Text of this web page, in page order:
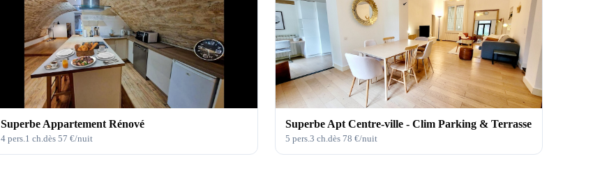
Superbe Appartement Rénové
4 pers.1 ch.dès 57 €/nuit
Superbe Apt Centre-ville - Clim Parking & Terrasse
5 pers.3 ch.dès 78 €/nuit